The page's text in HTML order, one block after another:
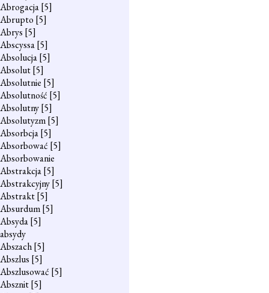
Abrogacja[5]
Abrupto [5]
Abrys [5]
Abscyssa[5]
Absolucja[5]
Absolut[5]
Absolutnie [5]
Absolutność [5]
Absolutny[5]
Absolutyzm[5]
Absorbcja[5]
Absorbować [5]
Absorbowanie
Abstrakcja[5]
Abstrakcyjny[5]
Abstrakt[5]
Absurdum[5]
Absyda[5]
absydy
Abszach[5]
Abszlus [5]
Abszlusować [5]
Absznit[5]